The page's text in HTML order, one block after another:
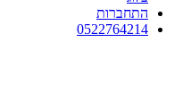
התחברות
0522764214